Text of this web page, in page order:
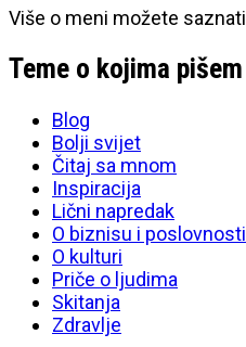
Više o meni možete saznati
Teme o kojima pišem
Blog
Bolji svijet
Čitaj sa mnom
Inspiracija
Lični napredak
O biznisu i poslovnosti
O kulturi
Priče o ljudima
Skitanja
Zdravlje